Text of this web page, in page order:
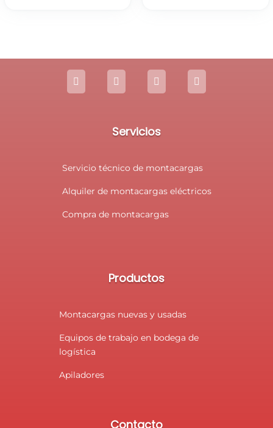
Servicios
Servicio técnico de montacargas
Alquiler de montacargas eléctricos
Compra de montacargas
Productos
Montacargas nuevas y usadas
Equipos de trabajo en bodega de
logística
Apiladores
Contacto